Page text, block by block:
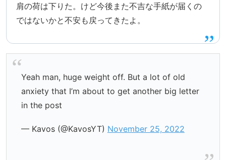
肩の荷は下りた。けど今後また不吉な手紙が届くの
ではないかと不安も戻ってきたよ。
Yeah man, huge weight off. But a lot of old
anxiety that I’m about to get another big letter
in the post
— Kavos (@KavosYT) November 25, 2022